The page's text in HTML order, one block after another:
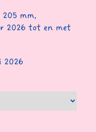
205 mm,
2026 tot en met
2026